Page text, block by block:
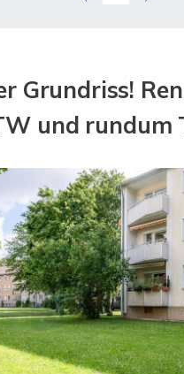
Grundriss!
und rundum